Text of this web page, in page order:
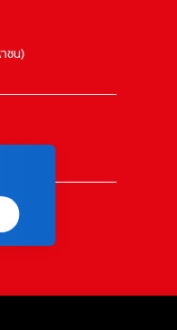
ชน)